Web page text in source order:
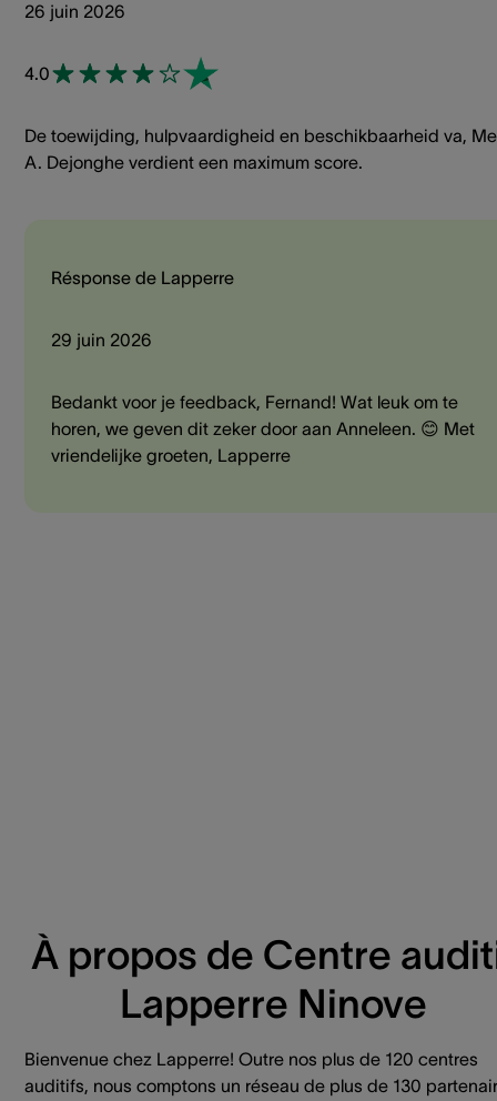
26 juin 2026
4.0
De toewijding, hulpvaardigheid en beschikbaarheid va,
A. Dejonghe verdient een maximum score.
Résponse de Lapperre
29 juin 2026
Bedankt voor je feedback, Fernand! Wat leuk om te
horen, we geven dit zeker door aan Anneleen. 😊 Met
vriendelijke groeten, Lapperre
À propos de Centre
Lapperre Ninove
Bienvenue chez Lapperre! Outre nos plus de 120 centres
auditifs, nous comptons un réseau de plus de 130